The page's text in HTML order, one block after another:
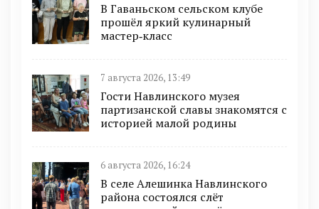
В Гаваньском сельском клубе
прошёл яркий кулинарный
мастер‑класс
7 августа 2026, 13:49
Гости Навлинского музея
партизанской славы знакомятся с
историей малой родины
6 августа 2026, 16:24
В селе Алешинка Навлинского
района состоялся слёт